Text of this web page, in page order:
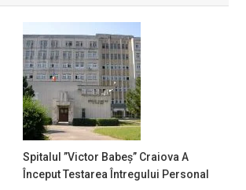
Spitalul ”Victor Babeş” Craiova A
Început Testarea Întregului Personal